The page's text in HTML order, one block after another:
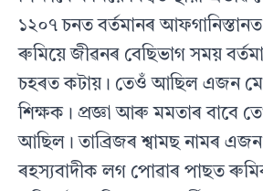
১২০৭ চনত বৰ্তমানৰ
ৰুমিয়ে জীৱনৰ বেছিভাগ সময়
চহৰত কটায়। তেওঁ আছিল এজন
শিক্ষক। প্ৰজ্ঞা আৰু মমতাৰ বাবে
আছিল। তাব্ৰিজৰ শ্বামছ নামৰ
ৰহস্যবাদীক লগ পোৱাৰ পাছত